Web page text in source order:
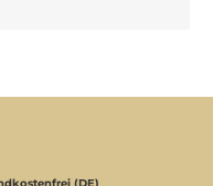
(DE)